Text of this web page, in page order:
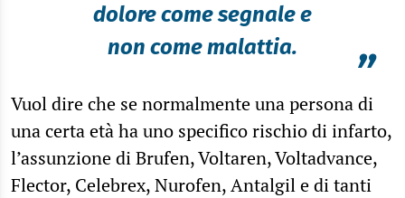
dolore come segnale e
non come malattia.
”
Vuol dire che se normalmente una persona di
una certa età ha uno specifico rischio di infarto,
l’assunzione di Brufen, Voltaren, Voltadvance,
Flector, Celebrex, Nurofen, Antalgil e di tanti